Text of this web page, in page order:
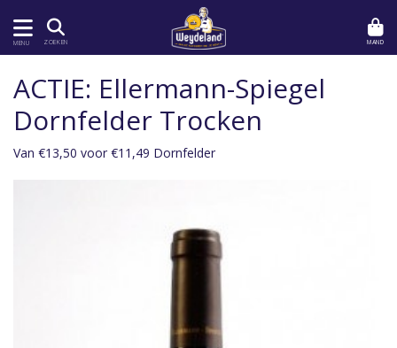
MENU ZOEKEN MAND
ACTIE: Ellermann-Spiegel
Dornfelder Trocken
Van €13,50 voor €11,49 Dornfelder